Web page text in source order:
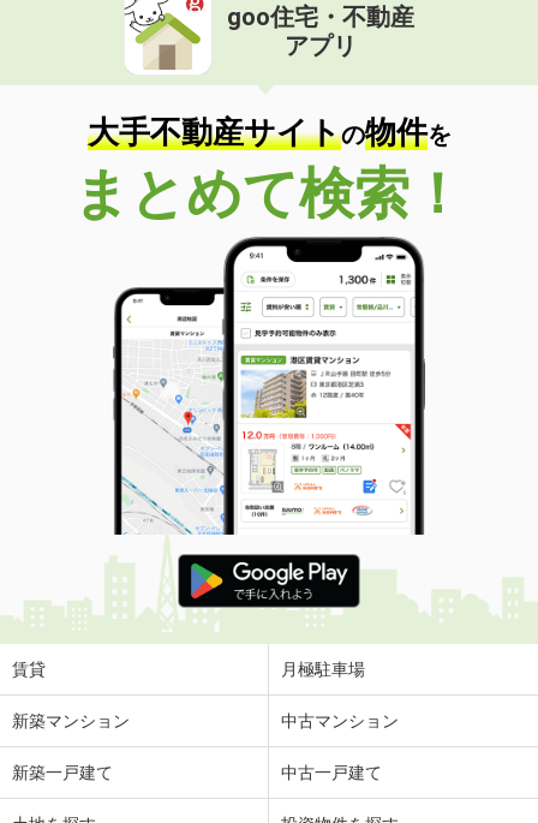
goo住宅・不動産
アプリ
大手不動産サイトの物件を
まとめて検索！
賃貸 月極駐車場
新築マンション 中古マンション
新築一戸建て 中古一戸建て